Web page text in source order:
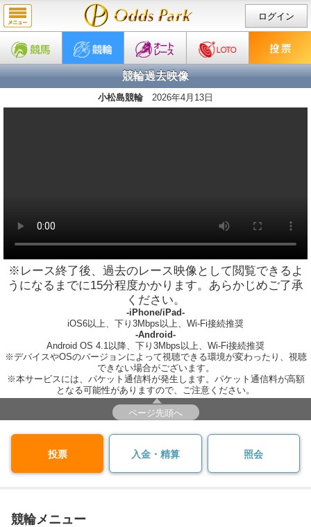
ログイン
競輪過去映像
小松島競輪 2026年4月13日
※レース終了後、過去のレース映像として閲覧できるよ
うになるまでに15分程度かかります。あらかじめご了承
ください。
-iPhone/iPad-
iOS6以上、下り3Mbps以上、Wi-Fi接続推奨
-Android-
Android OS 4.1以降、下り3Mbps以上、Wi-Fi接続推奨
※デバイスやOSのバージョンによって視聴できる環境が変わったり、視聴
できない場合がございます。
※本サービスには、パケット通信料が発生します。パケット通信料が高額
となる可能性がありますので、ご注意ください。
ページ先頭へ
投票 入金・精算 照会
競輪メニュー